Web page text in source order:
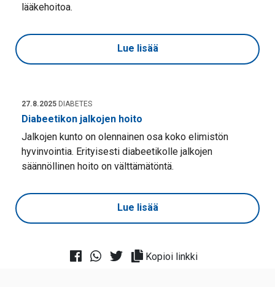
lääkehoitoa.
Lue lisää
27.8.2025 DIABETES
Diabeetikon jalkojen hoito
Jalkojen kunto on olennainen osa koko elimistön
hyvinvointia. Erityisesti diabeetikolle jalkojen
säännöllinen hoito on välttämätöntä.
Lue lisää
Kopioi linkki